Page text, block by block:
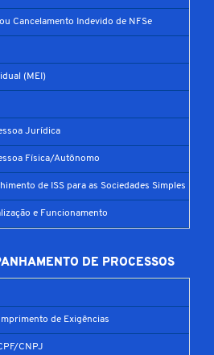
Cancelamento Indevido de NFSe
(MEI)
Jurídica
Física/Autônomo
de ISS para as Sociedades Simples
e Funcionamento
DE PROCESSOS
de Exigências
CNPJ